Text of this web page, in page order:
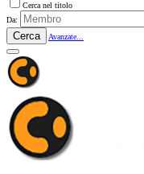
Cerca nel titolo
Da:
Cerca Avanzate...